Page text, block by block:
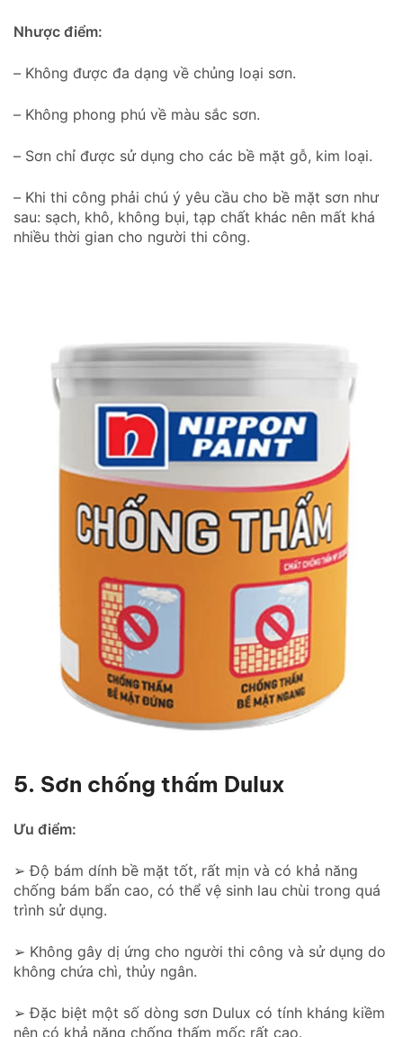
Nhược điểm:
– Không được đa dạng về chủng loại sơn.
– Không phong phú về màu sắc sơn.
– Sơn chỉ được sử dụng cho các bề mặt gỗ, kim loại.
– Khi thi công phải chú ý yêu cầu cho bề mặt sơn như
sau: sạch, khô, không bụi, tạp chất khác nên mất khá
nhiều thời gian cho người thi công.
5. Sơn chống thấm Dulux
Ưu điểm:
➢ Độ bám dính bề mặt tốt, rất mịn và có khả năng
chống bám bẩn cao, có thể vệ sinh lau chùi trong quá
trình sử dụng.
➢ Không gây dị ứng cho người thi công và sử dụng do
không chứa chì, thủy ngân.
➢ Đặc biệt một số dòng sơn Dulux có tính kháng kiềm
nên có khả năng chống thấm mốc rất cao.